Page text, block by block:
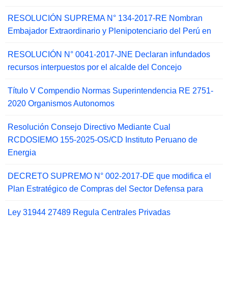
RESOLUCIÓN SUPREMA N° 134-2017-RE Nombran
Embajador Extraordinario y Plenipotenciario del Perú en
RESOLUCIÓN N° 0041-2017-JNE Declaran infundados
recursos interpuestos por el alcalde del Concejo
Título V Compendio Normas Superintendencia RE 2751-
2020 Organismos Autonomos
Resolución Consejo Directivo Mediante Cual
RCDOSIEMO 155-2025-OS/CD Instituto Peruano de
Energia
DECRETO SUPREMO N° 002-2017-DE que modifica el
Plan Estratégico de Compras del Sector Defensa para
Ley 31944 27489 Regula Centrales Privadas